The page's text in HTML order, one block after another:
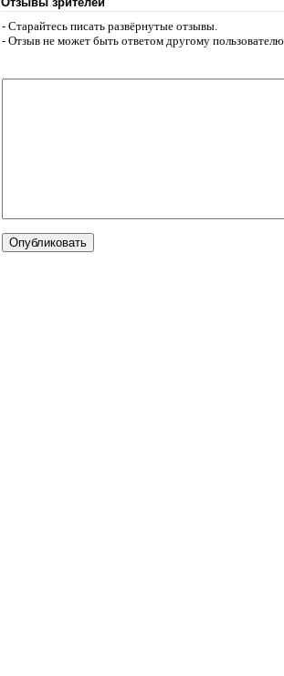
- Старайтесь писать развёрнутые отзывы.
- Отзыв не может быть ответом другому